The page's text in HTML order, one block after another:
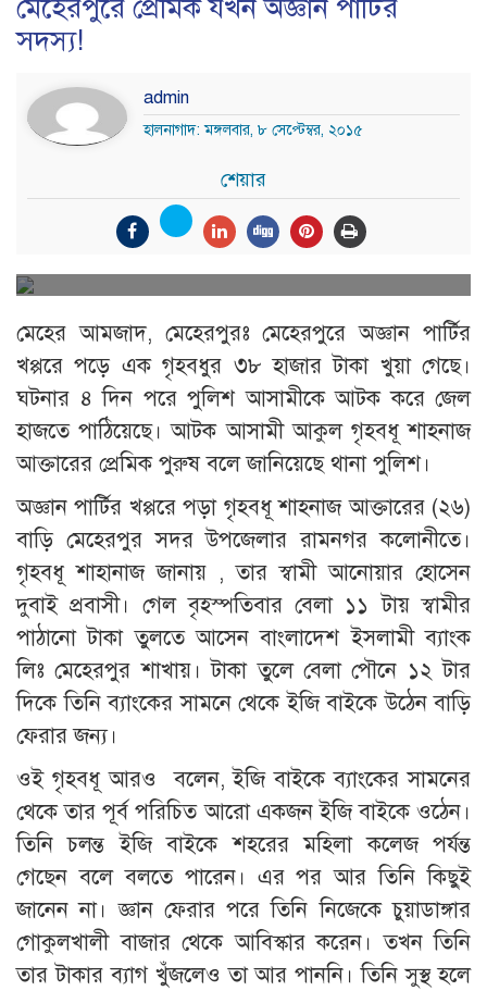
মেহেরপুরে প্রেমিক যখন অজ্ঞান পার্টির
সদস্য!
admin
হালনাগাদ: মঙ্গলবার, ৮ সেপ্টেম্বর, ২০১৫
শেয়ার
মেহের আমজাদ, মেহেরপুরঃ মেহেরপুরে অজ্ঞান পার্টির
খপ্পরে পড়ে এক গৃহবধুর ৩৮ হাজার টাকা খুয়া গেছে।
ঘটনার ৪ দিন পরে পুলিশ আসামীকে আটক করে জেল
হাজতে পাঠিয়েছে। আটক আসামী আকুল গৃহবধূ শাহনাজ
আক্তারের প্রেমিক পুরুষ বলে জানিয়েছে থানা পুলিশ।
অজ্ঞান পার্টির খপ্পরে পড়া গৃহবধূ শাহনাজ আক্তারের (২৬)
বাড়ি মেহেরপুর সদর উপজেলার রামনগর কলোনীতে।
গৃহবধূ শাহানাজ জানায় , তার স্বামী আনোয়ার হোসেন
দুবাই প্রবাসী। গেল বৃহস্পতিবার বেলা ১১ টায় স্বামীর
পাঠানো টাকা তুলতে আসেন বাংলাদেশ ইসলামী ব্যাংক
লিঃ মেহেরপুর শাখায়। টাকা তুলে বেলা পৌনে ১২ টার
দিকে তিনি ব্যাংকের সামনে থেকে ইজি বাইকে উঠেন বাড়ি
ফেরার জন্য।
ওই গৃহবধূ আরও বলেন, ইজি বাইকে ব্যাংকের সামনের
থেকে তার পূর্ব পরিচিত আরো একজন ইজি বাইকে ওঠেন।
তিনি চলন্ত ইজি বাইকে শহরের মহিলা কলেজ পর্যন্ত
গেছেন বলে বলতে পারেন। এর পর আর তিনি কিছুই
জানেন না। জ্ঞান ফেরার পরে তিনি নিজেকে চুয়াডাঙ্গার
গোকুলখালী বাজার থেকে আবিস্কার করেন। তখন তিনি
তার টাকার ব্যাগ খুঁজলেও তা আর পাননি। তিনি সুস্থ হলে